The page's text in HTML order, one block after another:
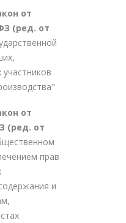
от
(ред. от
от
(ред. от
прав
и